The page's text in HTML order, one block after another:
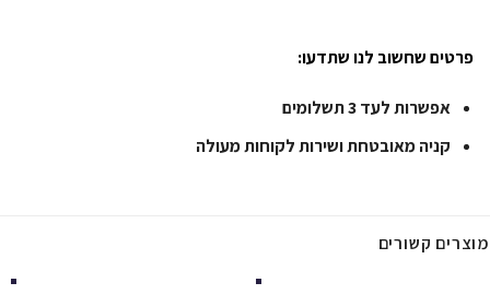
פרטים שחשוב לנו שתדעו:
אפשרות לעד 3 תשלומים
קניה מאובטחת ושירות לקוחות מעולה
מוצרים קשורים